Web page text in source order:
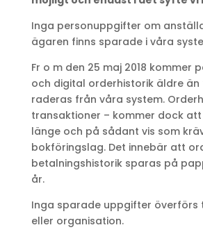
Inga personuppgifter om
ägaren finns sparade i våra
Fr o m den 25 maj 2018 kommer
och digital orderhistorik äldre
raderas från våra system.
transaktioner – kommer dock
länge och på sådant vis som
bokföringslag. Det innebär att
betalningshistorik sparas på
år.
Inga sparade uppgifter överförs
eller organisation.